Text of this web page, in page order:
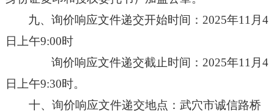
九、 询价响应文件递交开始时间： 2025年11月4
日上午9:00时
询价响应文件递交截 止时间： 2025年11月4
日上午9:30时。
十、 询价响应文件递交地点： 武穴市诚信路桥